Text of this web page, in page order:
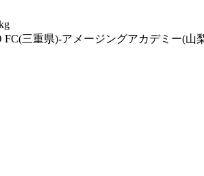
FC(三重県)-アメージングアカデミー(